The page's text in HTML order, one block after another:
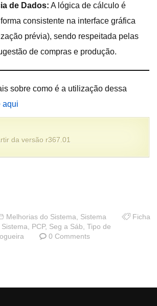
de Dados: A lógica de cálculo é
consistente na interface gráfica
prévia), sendo respeitada pelas
de compras e produção.
sobre como é a utilização dessa
aqui
da versão r367.01
Melhorias do Sistema Sistema
Ficha
PCP, Seg a Sáb Tipo de
0 Comments